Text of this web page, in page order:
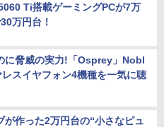
Ti搭載ゲーミングPCが7万
万円台！
に脅威の実力!「Osprey」Nobl
スイヤフォン4機種を一気に聴
が作った2万円台の“小さなピュ